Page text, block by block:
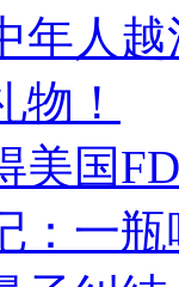
年人
物！
美国
：一